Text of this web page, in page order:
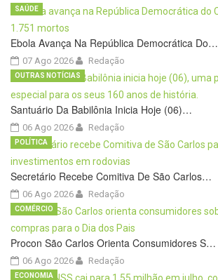
Ebola Avança Na República Democrática Do…
07 Ago 2026
SAÚDE
Redação
Santuário Da Babilônia Inicia Hoje (06)…
06 Ago 2026
OUTRAS NOTÍCIAS
Redação
Secretário Recebe Comitiva De São Carlos…
06 Ago 2026
POLÍTICA
Redação
Procon São Carlos Orienta Consumidores S…
06 Ago 2026
COMÉRCIO
Redação
ECONOMIA